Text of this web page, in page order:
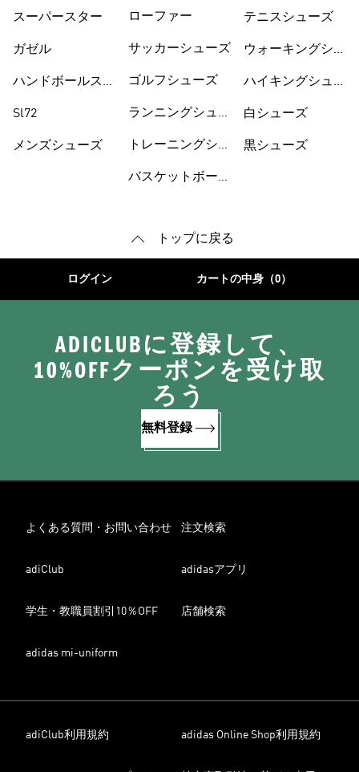
スーパースター
ガゼル
ハンドボールスペ
Sl72
メンズシューズ
ローファー
サッカーシューズ
ゴルフシューズ
ランニングシュー
トレーニングシュ
バスケットボール
テニスシューズ
ウォーキングシュ
ハイキングシュー
白シューズ
黒シューズ
トップに戻る
ログイン カートの中身（0）
ADICLUBに登録して、
10%OFFクーポンを受け取
ろう
無料登録
よくある質問・お問い合わせ 注文検索
adiClub adidasアプリ
学生・教職員割引10％OFF 店舗検索
adidas mi-uniform
adiClub利用規約 adidas Online Shop利用規約